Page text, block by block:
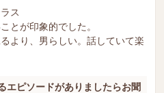
ス
とが印象的でした。
より、男らしい。話していて楽
エピソードがありましたらお聞